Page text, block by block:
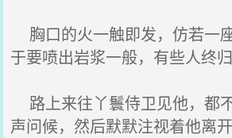
胸口的火一触即发，仿若一
于要喷出岩浆一般，有些人终归
路上来往丫鬟侍卫见他，都
声问候，然后默默注视着他离开